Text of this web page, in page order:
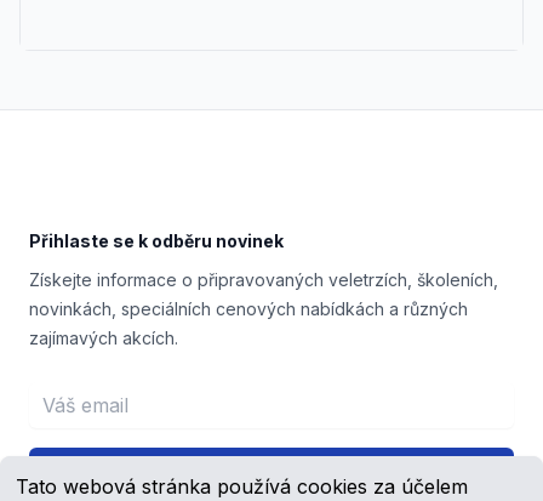
Tato webová stránka používá cookies za účelem
Přihlaste se k odběru novinek
Získejte informace o připravovaných veletrzích, školeních,
novinkách, speciálních cenových nabídkách a různých
zajímavých akcích.
Email address
Přihlášení